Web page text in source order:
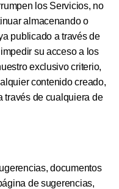
los Servicios, no
almacenando o
publicado a través de
su acceso a los
exclusivo criterio,
contenido creado,
través de cualquiera de
documentos
de sugerencias,